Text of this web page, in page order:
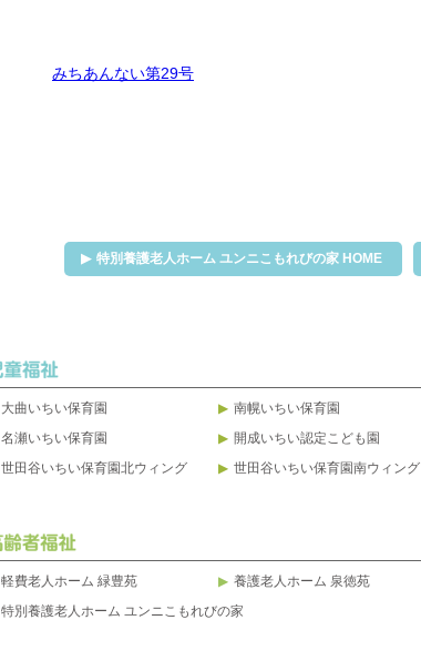
みちあんない第29号
特別養護老人ホーム ユンニこもれびの家 HOME
大曲いちい保育園 南幌いちい保育園
名瀬いちい保育園
開成いちい認定こども園
世田谷いちい保育園北ウィング
世田谷いちい保育園南ウィング
軽費老人ホーム 緑豊苑 養護老人ホーム 泉徳苑
特別養護老人ホーム ユンニこもれびの家